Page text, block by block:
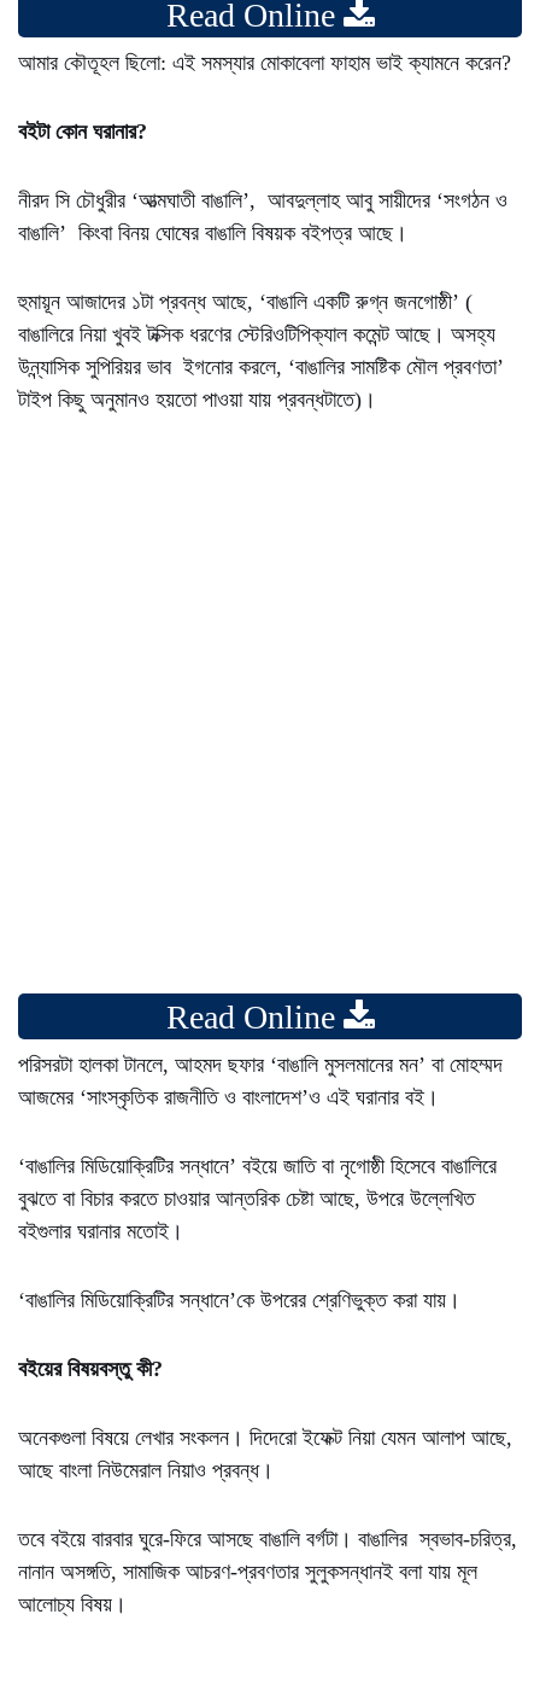
Read Online
আমার কৌতূহল ছিলো: এই সমস্যার মোকাবেলা ফাহাম ভাই ক্যামনে করেন?
বইটা কোন ঘরানার?
নীরদ সি চৌধুরীর ‘আত্মঘাতী বাঙালি’, আবদুল্লাহ আবু সায়ীদের ‘সংগঠন ও
বাঙালি’ কিংবা বিনয় ঘোষের বাঙালি বিষয়ক বইপত্র আছে।
হুমায়ূন আজাদের ১টা প্রবন্ধ আছে, ‘বাঙালি একটি রুগ্ন জনগোষ্ঠী’ (
বাঙালিরে নিয়া খুবই টক্সিক ধরণের স্টেরিওটিপিক্যাল কমেন্ট আছে। অসহ্য
উন্ন্যাসিক সুপিরিয়র ভাব ইগনোর করলে, ‘বাঙালির সামষ্টিক মৌল প্রবণতা’
টাইপ কিছু অনুমানও হয়তো পাওয়া যায় প্রবন্ধটাতে)।
Read Online
পরিসরটা হালকা টানলে, আহমদ ছফার ‘বাঙালি মুসলমানের মন’ বা মোহম্মদ
আজমের ‘সাংস্কৃতিক রাজনীতি ও বাংলাদেশ’ও এই ঘরানার বই।
‘বাঙালির মিডিয়োক্রিটির সন্ধানে’ বইয়ে জাতি বা নৃগোষ্ঠী হিসেবে বাঙালিরে
বুঝতে বা বিচার করতে চাওয়ার আন্তরিক চেষ্টা আছে, উপরে উল্লেখিত
বইগুলার ঘরানার মতোই।
‘বাঙালির মিডিয়োক্রিটির সন্ধানে’কে উপরের শ্রেণিভুক্ত করা যায়।
বইয়ের বিষয়বস্তু কী?
অনেকগুলা বিষয়ে লেখার সংকলন। দিদেরো ইফেক্ট নিয়া যেমন আলাপ আছে,
আছে বাংলা নিউমেরাল নিয়াও প্রবন্ধ।
তবে বইয়ে বারবার ঘুরে-ফিরে আসছে বাঙালি বর্গটা। বাঙালির স্বভাব-চরিত্র,
নানান অসঙ্গতি, সামাজিক আচরণ-প্রবণতার সুলুকসন্ধানই বলা যায় মূল
আলোচ্য বিষয়।